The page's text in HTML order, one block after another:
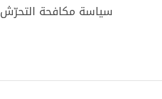
سياسة مكافحة التحرّش